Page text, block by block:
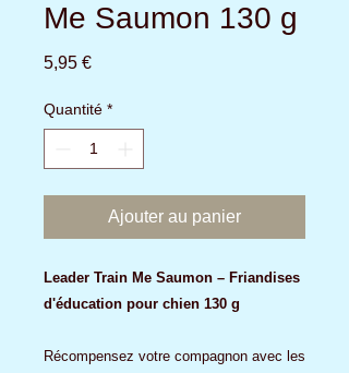
Me Saumon 130 g
5,95 €Prix
Quantité *
Ajouter au panier
Leader Train Me Saumon – Friandises
d'éducation pour chien 130 g
Récompensez votre compagnon avec les